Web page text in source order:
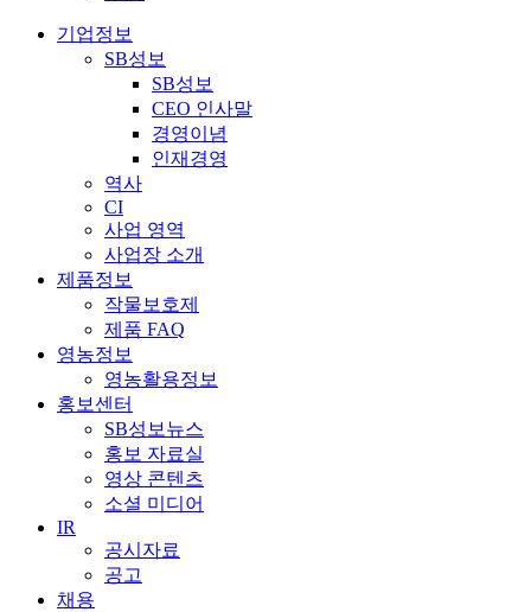
기업정보
SB성보
SB성보
CEO 인사말
경영이념
인재경영
역사
CI
사업 영역
사업장 소개
제품정보
작물보호제
제품 FAQ
영농정보
영농활용정보
홍보센터
SB성보뉴스
홍보 자료실
영상 콘텐츠
소셜 미디어
IR
공시자료
공고
채용